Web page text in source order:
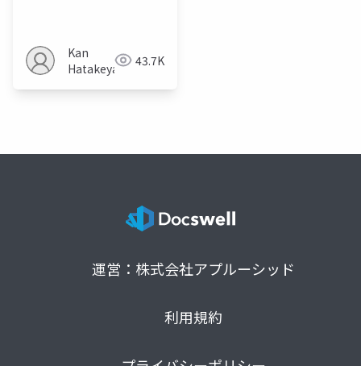
Kan
Hatakeyama43.7K
運営：株式会社アプルーシッド
利用規約